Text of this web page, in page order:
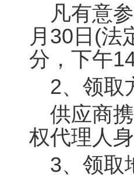
凡有意
月 30日(法
分，下午
2、领取
供应商
权代理人
3、领取